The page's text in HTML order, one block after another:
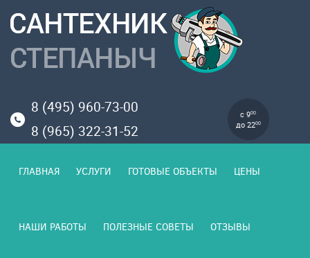
8 (495) 960-73-00
8 (965) 322-31-52
с 900
до 2200
ГЛАВНАЯ УСЛУГИ ГОТОВЫЕ ОБЪЕКТЫ ЦЕНЫ
НАШИ РАБОТЫ ПОЛЕЗНЫЕ СОВЕТЫ ОТЗЫВЫ